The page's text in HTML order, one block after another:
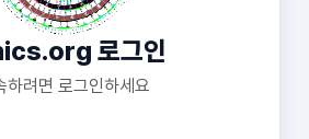
로그인
하려면 로그인하세요